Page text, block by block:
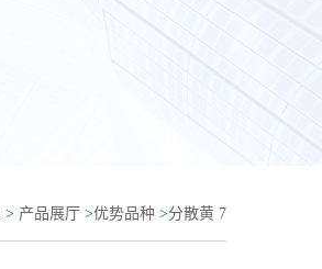
> 产品展厅 >优势品种 >分散黄 7